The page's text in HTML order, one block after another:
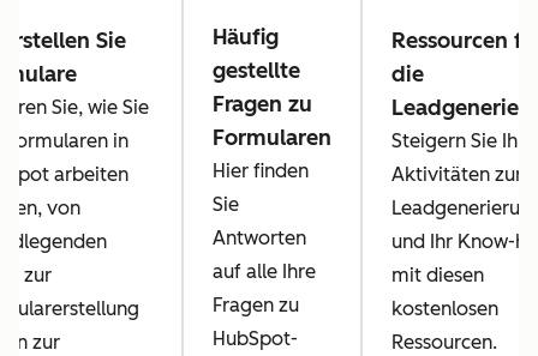
Sie
Sie, wie Sie
in
arbeiten
von
zur
zur
Häufig
gestellte
Fragen zu
Formularen
Hier finden
Sie
Antworten
auf alle Ihre
Fragen zu
HubSpot-
Ressourcen
die
Steigern Sie Ihre
Aktivitäten zur
und Ihr Know-
mit diesen
kostenlosen
Ressourcen.